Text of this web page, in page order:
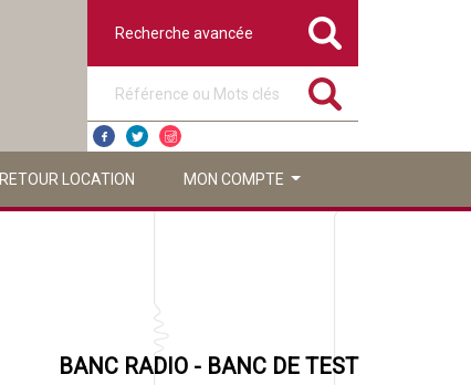
Recherche avancée
RETOUR LOCATION MON COMPTE
BANC RADIO - BANC DE TEST